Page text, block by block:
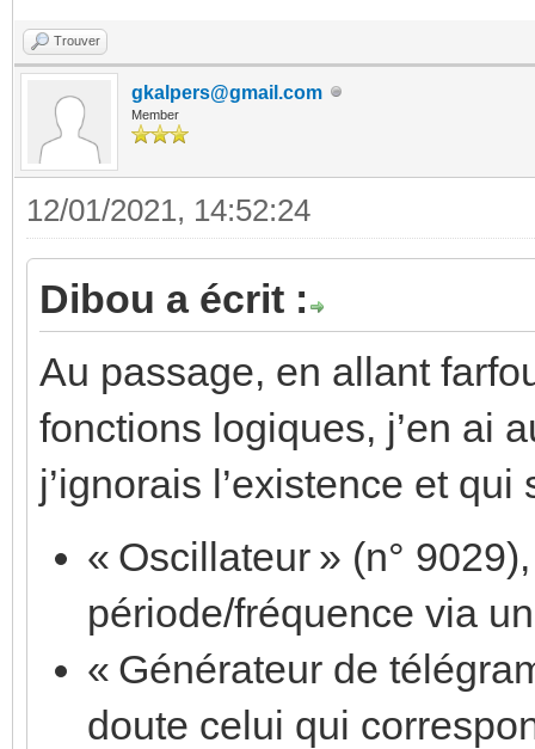
Trouver
gkalpers@gmail.com
Member
12/01/2021, 14:52:24
Dibou a écrit :
Au passage, en allant
fonctions logiques, j’en ai
j’ignorais l’existence et
« Oscillateur » (n°
période/fréquence via
« Générateur de
doute celui qui